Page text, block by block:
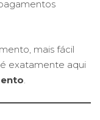
mais fácil
exatamente aqui